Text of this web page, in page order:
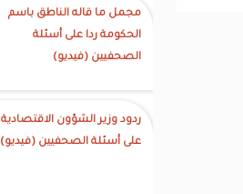
مجمل ما قاله الناطق باسم
الحكومة ردا على أسئلة
الصحفيين (فيديو)
ردود وزير الشؤون الاقتصادية
على أسئلة الصحفيين (فيديو)